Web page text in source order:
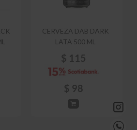
CERVEZA DAB DARK
LATA 500 ML
$ 115
$ 98